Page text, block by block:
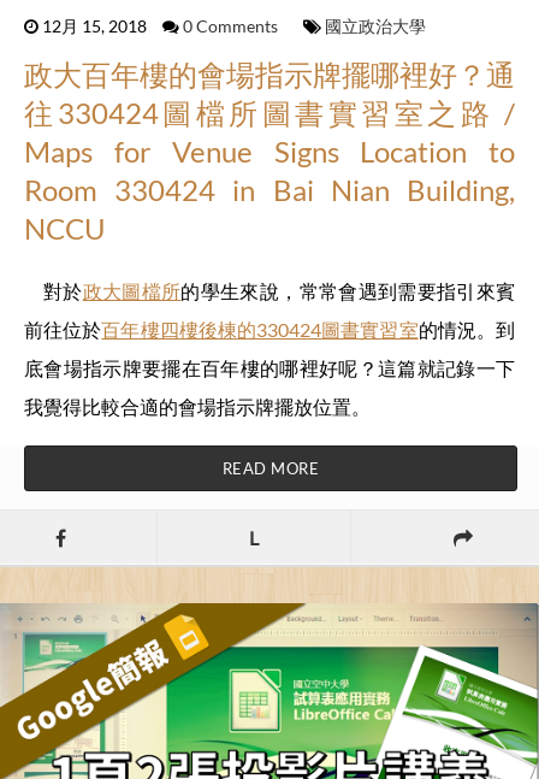
12月 15, 2018 0 Comments 國立政治大學
政大百年樓的會場指示牌擺哪裡好？通
往330424圖檔所圖書實習室之路 /
Maps for Venue Signs Location to
Room 330424 in Bai Nian Building,
NCCU
對於政大圖檔所的學生來說，常常會遇到需要指引來賓
前往位於百年樓四樓後棟的330424圖書實習室的情況。到
底會場指示牌要擺在百年樓的哪裡好呢？這篇就記錄一下
我覺得比較合適的會場指示牌擺放位置。
READ MORE
L